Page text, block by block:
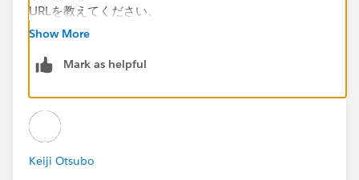
URLを教えてください。
Show More
Mark as helpful
Keiji Otsubo